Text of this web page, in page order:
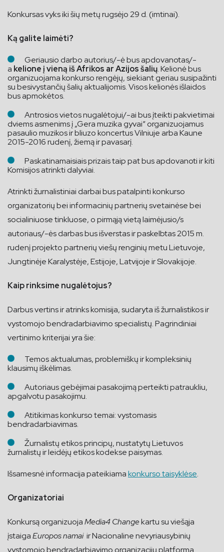
Konkursas vyks iki šių metų rugsėjo 29 d. (imtinai).
Ką galite laimėti?
Geriausio darbo autorius/-ė bus apdovanotas/-
a kelione į vieną iš Afrikos ar Azijos šalių. Kelionė bus
organizuojama konkurso rengėjų, siekiant geriau susipažinti
su besivystančių šalių aktualijomis. Visos kelionės išlaidos
bus apmokėtos.
Antrosios vietos nugalėtojui/-ai bus įteikti pakvietimai
dviems asmenims į „Gera muzika gyvai“ organizuojamus
pasaulio muzikos ir bliuzo koncertus Vilniuje arba Kaune
2015-2016 rudenį, žiemą ir pavasarį.
Paskatinamaisiais prizais taip pat bus apdovanoti ir kiti
Komisijos atrinkti dalyviai.
Atrinkti žurnalistiniai darbai bus patalpinti konkurso
organizatorių bei informacinių partnerių svetainėse bei
socialiniuose tinkluose, o pirmąją vietą laimėjusio/s
autoriaus/-ės darbas bus išverstas ir paskelbtas 2015 m.
rudenį projekto partnerių viešų renginių metu Lietuvoje,
Jungtinėje Karalystėje, Estijoje, Latvijoje ir Slovakijoje.
Kaip rinksime nugalėtojus?
Darbus vertins ir atrinks komisija, sudaryta iš žurnalistikos ir
vystomojo bendradarbiavimo specialistų. Pagrindiniai
vertinimo kriterijai yra šie:
Temos aktualumas, problemiškų ir kompleksinių
klausimų iškėlimas.
Autoriaus gebėjimai pasakojimą perteikti patraukliu,
apgalvotu pasakojimu.
Atitikimas konkurso temai: vystomasis
bendradarbiavimas.
Žurnalistų etikos principų, nustatytų Lietuvos
žurnalistų ir leidėjų etikos kodekse paisymas.
Išsamesnė informacija pateikiamakonkurso taisyklėse.
Organizatoriai
Konkursą organizuojaMedia4 Changekartu su viešąja
įstaigaEuropos namaiir Nacionaline nevyriausybinių
vystomojo bendradarbiavimo organizacijų platforma.